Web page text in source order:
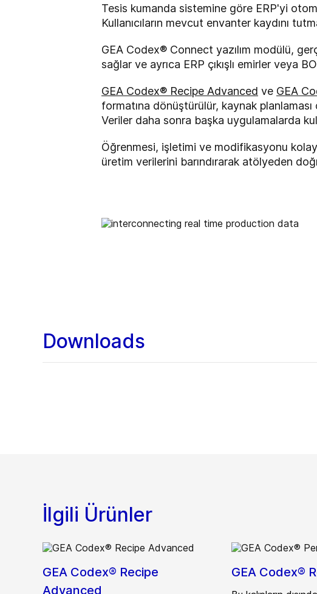
Tesis kumanda sistemine göre ERP'yi
Kullanıcıların mevcut envanter kaydını
GEA Codex® Connect yazılım modülü,
sağlar ve ayrıca ERP çıkışlı emirler veya
GEA Codex® Recipe Advanced ve GEA
formatına dönüştürülür, kaynak
Veriler daha sonra başka uygulamalarda
Öğrenmesi, işletimi ve modifikasyonu
üretim verilerini barındırarak atölyeden
Downloads
İlgili Ürünler
GEA Codex® Recipe
Advanced
GEA Codex®